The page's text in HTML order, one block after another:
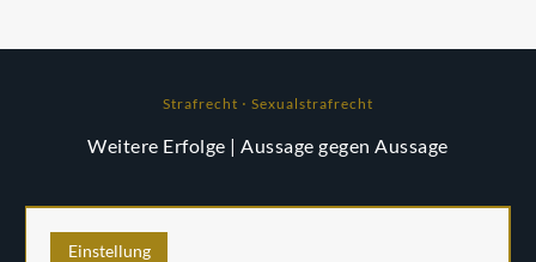
Strafrecht ⋅ Sexualstrafrecht
Weitere Erfolge | Aussage gegen Aussage
Einstellung